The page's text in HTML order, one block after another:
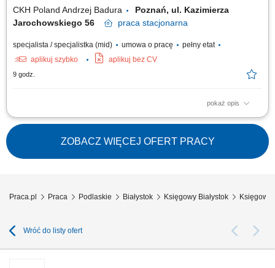
CKH Poland Andrzej Badura
Poznań, ul. Kazimierza
Jarochowskiego 56
praca stacjonarna
specjalista / specjalistka (mid) umowa o pracę
pełny etat
aplikuj szybko
aplikuj bez CV
9 godz.
pokaż opis
Zakres obowiązków: Sporządzaniu rozliczeń VAT, Przygotowywanie
deklaracji Intrastat, Wsparcie w procedurze zamknięcia miesiąca,
uzgodnienia kont do celów SOX; Wsparcie przy przygotowaniu
sprawozdań finansowych, Przygotowywanie uzgodnien US GAAP z local
GAAP; Komunikacja z finance shared...
ZOBACZ WIĘCEJ OFERT PRACY
Praca.pl Praca Podlaskie Białystok Księgowy Białystok Księgowy
Wróć do listy ofert